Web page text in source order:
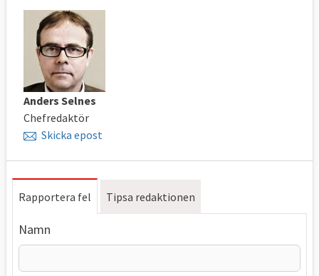
Anders Selnes
Chefredaktör
Skicka epost
Rapportera fel Tipsa redaktionen
Namn